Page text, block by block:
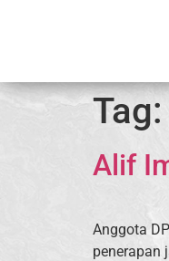
Tag:
Alif
Anggota
penerapan